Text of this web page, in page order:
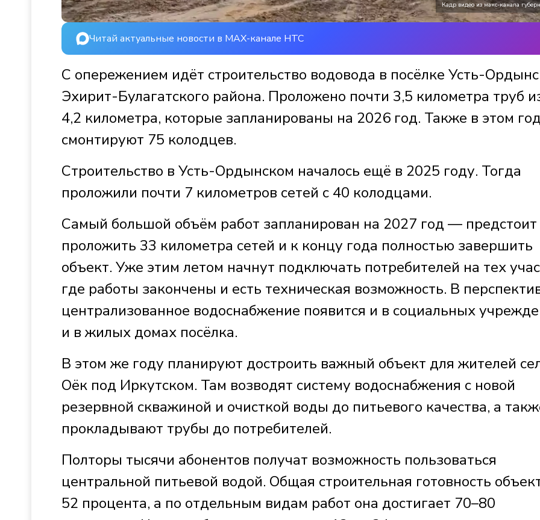
Кадр видео из макс-канала
Читай актуальные новости в MAX-канале НТС
С опережением идёт строительство водовода в посёлке Усть-
Эхирит-Булагатского района. Проложено почти 3,5 километра труб
4,2 километра, которые запланированы на 2026 год. Также в этом
смонтируют 75 колодцев.
Строительство в Усть-Ордынском началось ещё в 2025 году. Тогда
проложили почти 7 километров сетей с 40 колодцами.
Самый большой объём работ запланирован на 2027 год — предстоит
проложить 33 километра сетей и к концу года полностью завершить
объект. Уже этим летом начнут подключать потребителей на тех
где работы закончены и есть техническая возможность. В
централизованное водоснабжение появится и в социальных
и в жилых домах посёлка.
В этом же году планируют достроить важный объект для жителей
Оёк под Иркутском. Там возводят систему водоснабжения с новой
резервной скважиной и очисткой воды до питьевого качества, а
прокладывают трубы до потребителей.
Полторы тысячи абонентов получат возможность пользоваться
центральной питьевой водой. Общая строительная готовность
52 процента, а по отдельным видам работ она достигает 70–80